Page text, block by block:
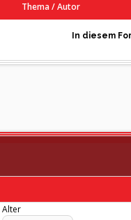
Thema/Autor
In diesem
Alter